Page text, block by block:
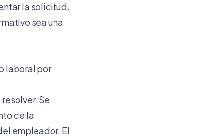
la solicitud.
sea una
laboral por
Se
de la
empleador. El